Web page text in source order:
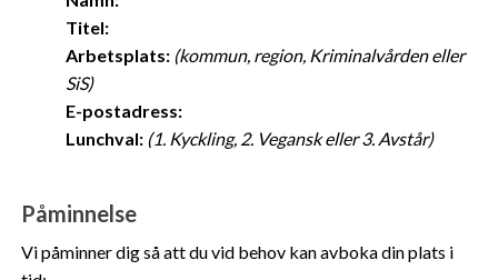
Titel:
Arbetsplats: (kommun, region, Kriminalvården eller
SiS)
E-postadress:
Lunchval: (1. Kyckling, 2. Vegansk eller 3. Avstår)
Påminnelse
Vi påminner dig så att du vid behov kan avboka din plats i